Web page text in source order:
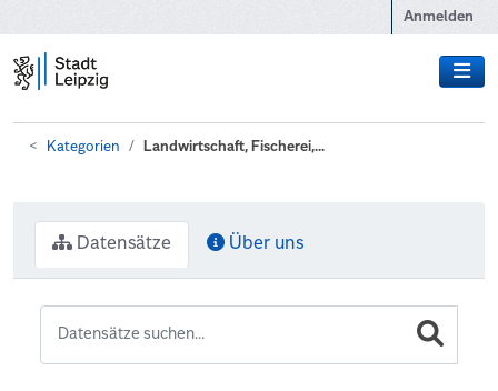
Anmelden
Kategorien Landwirtschaft, Fischerei,...
Datensätze Über uns